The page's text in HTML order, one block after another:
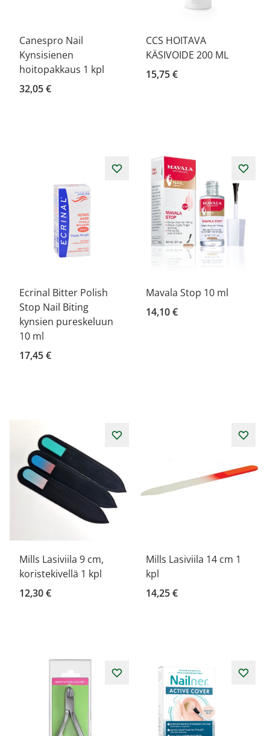
Canespro Nail
Kynsisienen
hoitopakkaus 1 kpl
32,05 €
CCS HOITAVA
KÄSIVOIDE 200 ML
15,75 €
Ecrinal Bitter Polish
Stop Nail Biting
kynsien pureskeluun
10 ml
17,45 €
Mavala Stop 10 ml
14,10 €
Mills Lasiviila 9 cm,
koristekivellä 1 kpl
12,30 €
Mills Lasiviila 14 cm 1
kpl
14,25 €